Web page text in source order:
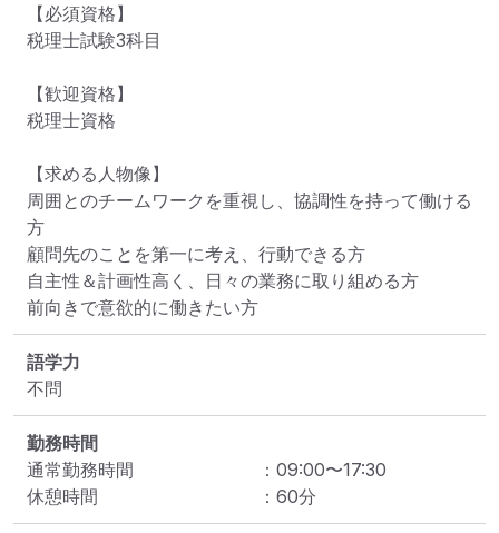
【必須資格】
税理士試験3科目
【歓迎資格】
税理士資格
【求める人物像】
周囲とのチームワークを重視し、協調性を持って働ける
方
顧問先のことを第一に考え、行動できる方
自主性＆計画性高く、日々の業務に取り組める方
前向きで意欲的に働きたい方
語学力
不問
勤務時間
通常勤務時間
： 09:00〜17:30
休憩時間
： 60分